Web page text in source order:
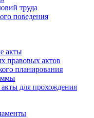
труда
поведения
акты
правовых актов
планирования
для прохождения